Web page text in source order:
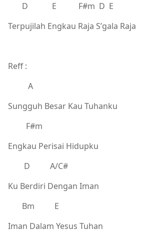
D E F#m D E
Terpujilah Engkau Raja S’gala Raja
Reff :
A
Sungguh Besar Kau Tuhanku
F#m
Engkau Perisai Hidupku
D A/C#
Ku Berdiri Dengan Iman
Bm E
Iman Dalam Yesus Tuhan